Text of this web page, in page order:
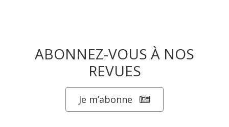
ABONNEZ-VOUS À NOS
REVUES
Je m’abonne